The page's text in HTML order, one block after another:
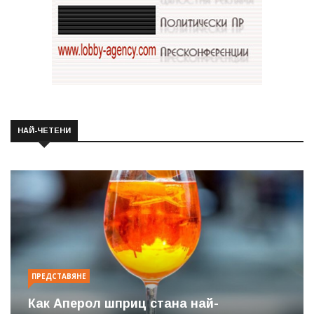
НАЙ-ЧЕТЕНИ
ПРЕДСТАВЯНЕ
Как Аперол шприц стана най-